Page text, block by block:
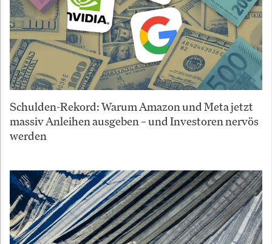
Schulden-Rekord: Warum Amazon und Meta jetzt
massiv Anleihen ausgeben – und Investoren nervös
werden